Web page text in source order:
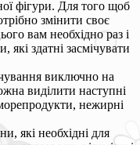
фігури. Для того щоб
змінити своє
вам необхідно раз і
які здатні засмічувати
виключно на
виділити наступні
нежирні
які необхідні для